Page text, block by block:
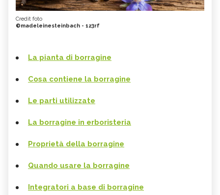
Credit foto
©madeleinesteinbach - 123rf
La pianta di borragine
Cosa contiene la borragine
Le parti utilizzate
La borragine in erboristeria
Proprietà della borragine
Quando usare la borragine
Integratori a base di borragine